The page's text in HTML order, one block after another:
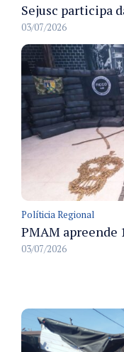
03/07/2026
Políticia Regional
03/07/2026